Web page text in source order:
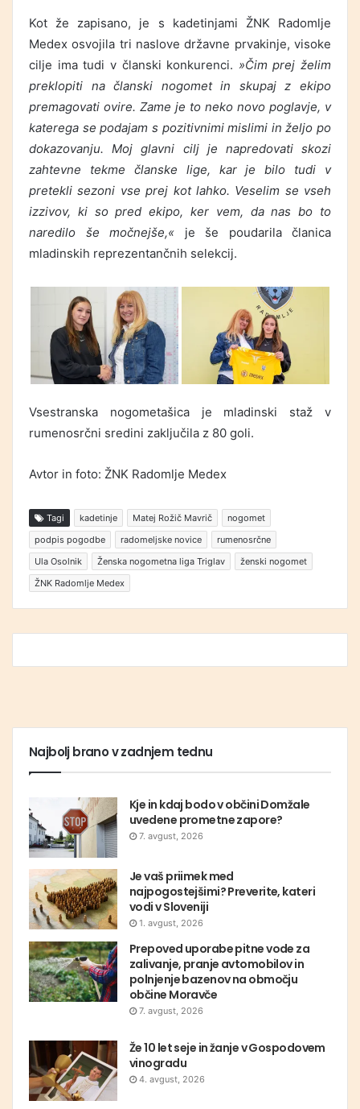
Kot že zapisano, je s kadetinjami ŽNK Radomlje
Medex osvojila tri naslove državne prvakinje, visoke
cilje ima tudi v članski konkurenci. »Čim prej želim
preklopiti na članski nogomet in skupaj z ekipo
premagovati ovire. Zame je to neko novo poglavje, v
katerega se podajam s pozitivnimi mislimi in željo po
dokazovanju. Moj glavni cilj je napredovati skozi
zahtevne tekme članske lige, kar je bilo tudi v
pretekli sezoni vse prej kot lahko. Veselim se vseh
izzivov, ki so pred ekipo, ker vem, da nas bo to
naredilo še močnejše,« je še poudarila članica
mladinskih reprezentančnih selekcij.
Vsestranska nogometašica je mladinski staž v
rumenosrčni sredini zaključila z 80 goli.
Avtor in foto: ŽNK Radomlje Medex
Tagi kadetinje Matej Rožič Mavrič
nogomet
podpis pogodbe
radomeljske novice
rumenosrčne
Ula Osolnik
Ženska nogometna liga Triglav
ženski nogomet
ŽNK Radomlje Medex
Najbolj brano v zadnjem tednu
Kje in kdaj bodo v občini Domžale
uvedene prometne zapore?
7. avgust, 2026
Je vaš priimek med
najpogostejšimi? Preverite, kateri
vodi v Sloveniji
1. avgust, 2026
Prepoved uporabe pitne vode za
zalivanje, pranje avtomobilov in
polnjenje bazenov na območju
občine Moravče
7. avgust, 2026
Že 10 let seje in žanje v Gospodovem
vinogradu
4. avgust, 2026